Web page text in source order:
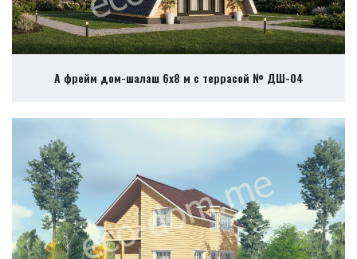
А фрейм дом-шалаш 6х8 м с террасой № ДШ-04